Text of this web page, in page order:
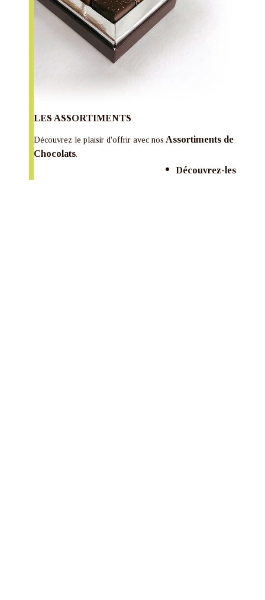
LES ASSORTIMENTS
Découvrez le plaisir d'offrir avec nos Assortiments de
Chocolats.
Découvrez-les